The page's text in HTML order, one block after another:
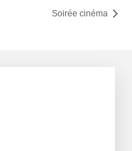
Soirée cinéma